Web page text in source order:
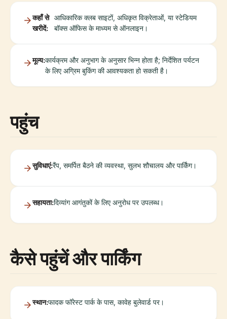
कहाँ से
खरीदें:
आधिकारिक क्लब साइटों, अधिकृत विक्रेताओं, या स्टेडियम
बॉक्स ऑफिस के माध्यम से ऑनलाइन।
मूल्य:कार्यक्रम और अनुभाग के अनुसार भिन्न होता है; निर्देशित पर्यटन
के लिए अग्रिम बुकिंग की आवश्यकता हो सकती है।
पहुंच
सुविधाएं:रैंप, समर्पित बैठने की व्यवस्था, सुलभ शौचालय और पार्किंग।
सहायता:दिव्यांग आगंतुकों के लिए अनुरोध पर उपलब्ध।
कैसे पहुंचें और पार्किंग
स्थान:फादक फॉरेस्ट पार्क के पास, कावेह बुलेवार्ड पर।